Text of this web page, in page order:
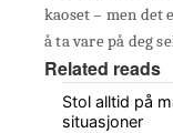
kaoset – men det
å ta vare på deg
Related reads
Stol alltid på
situasjoner